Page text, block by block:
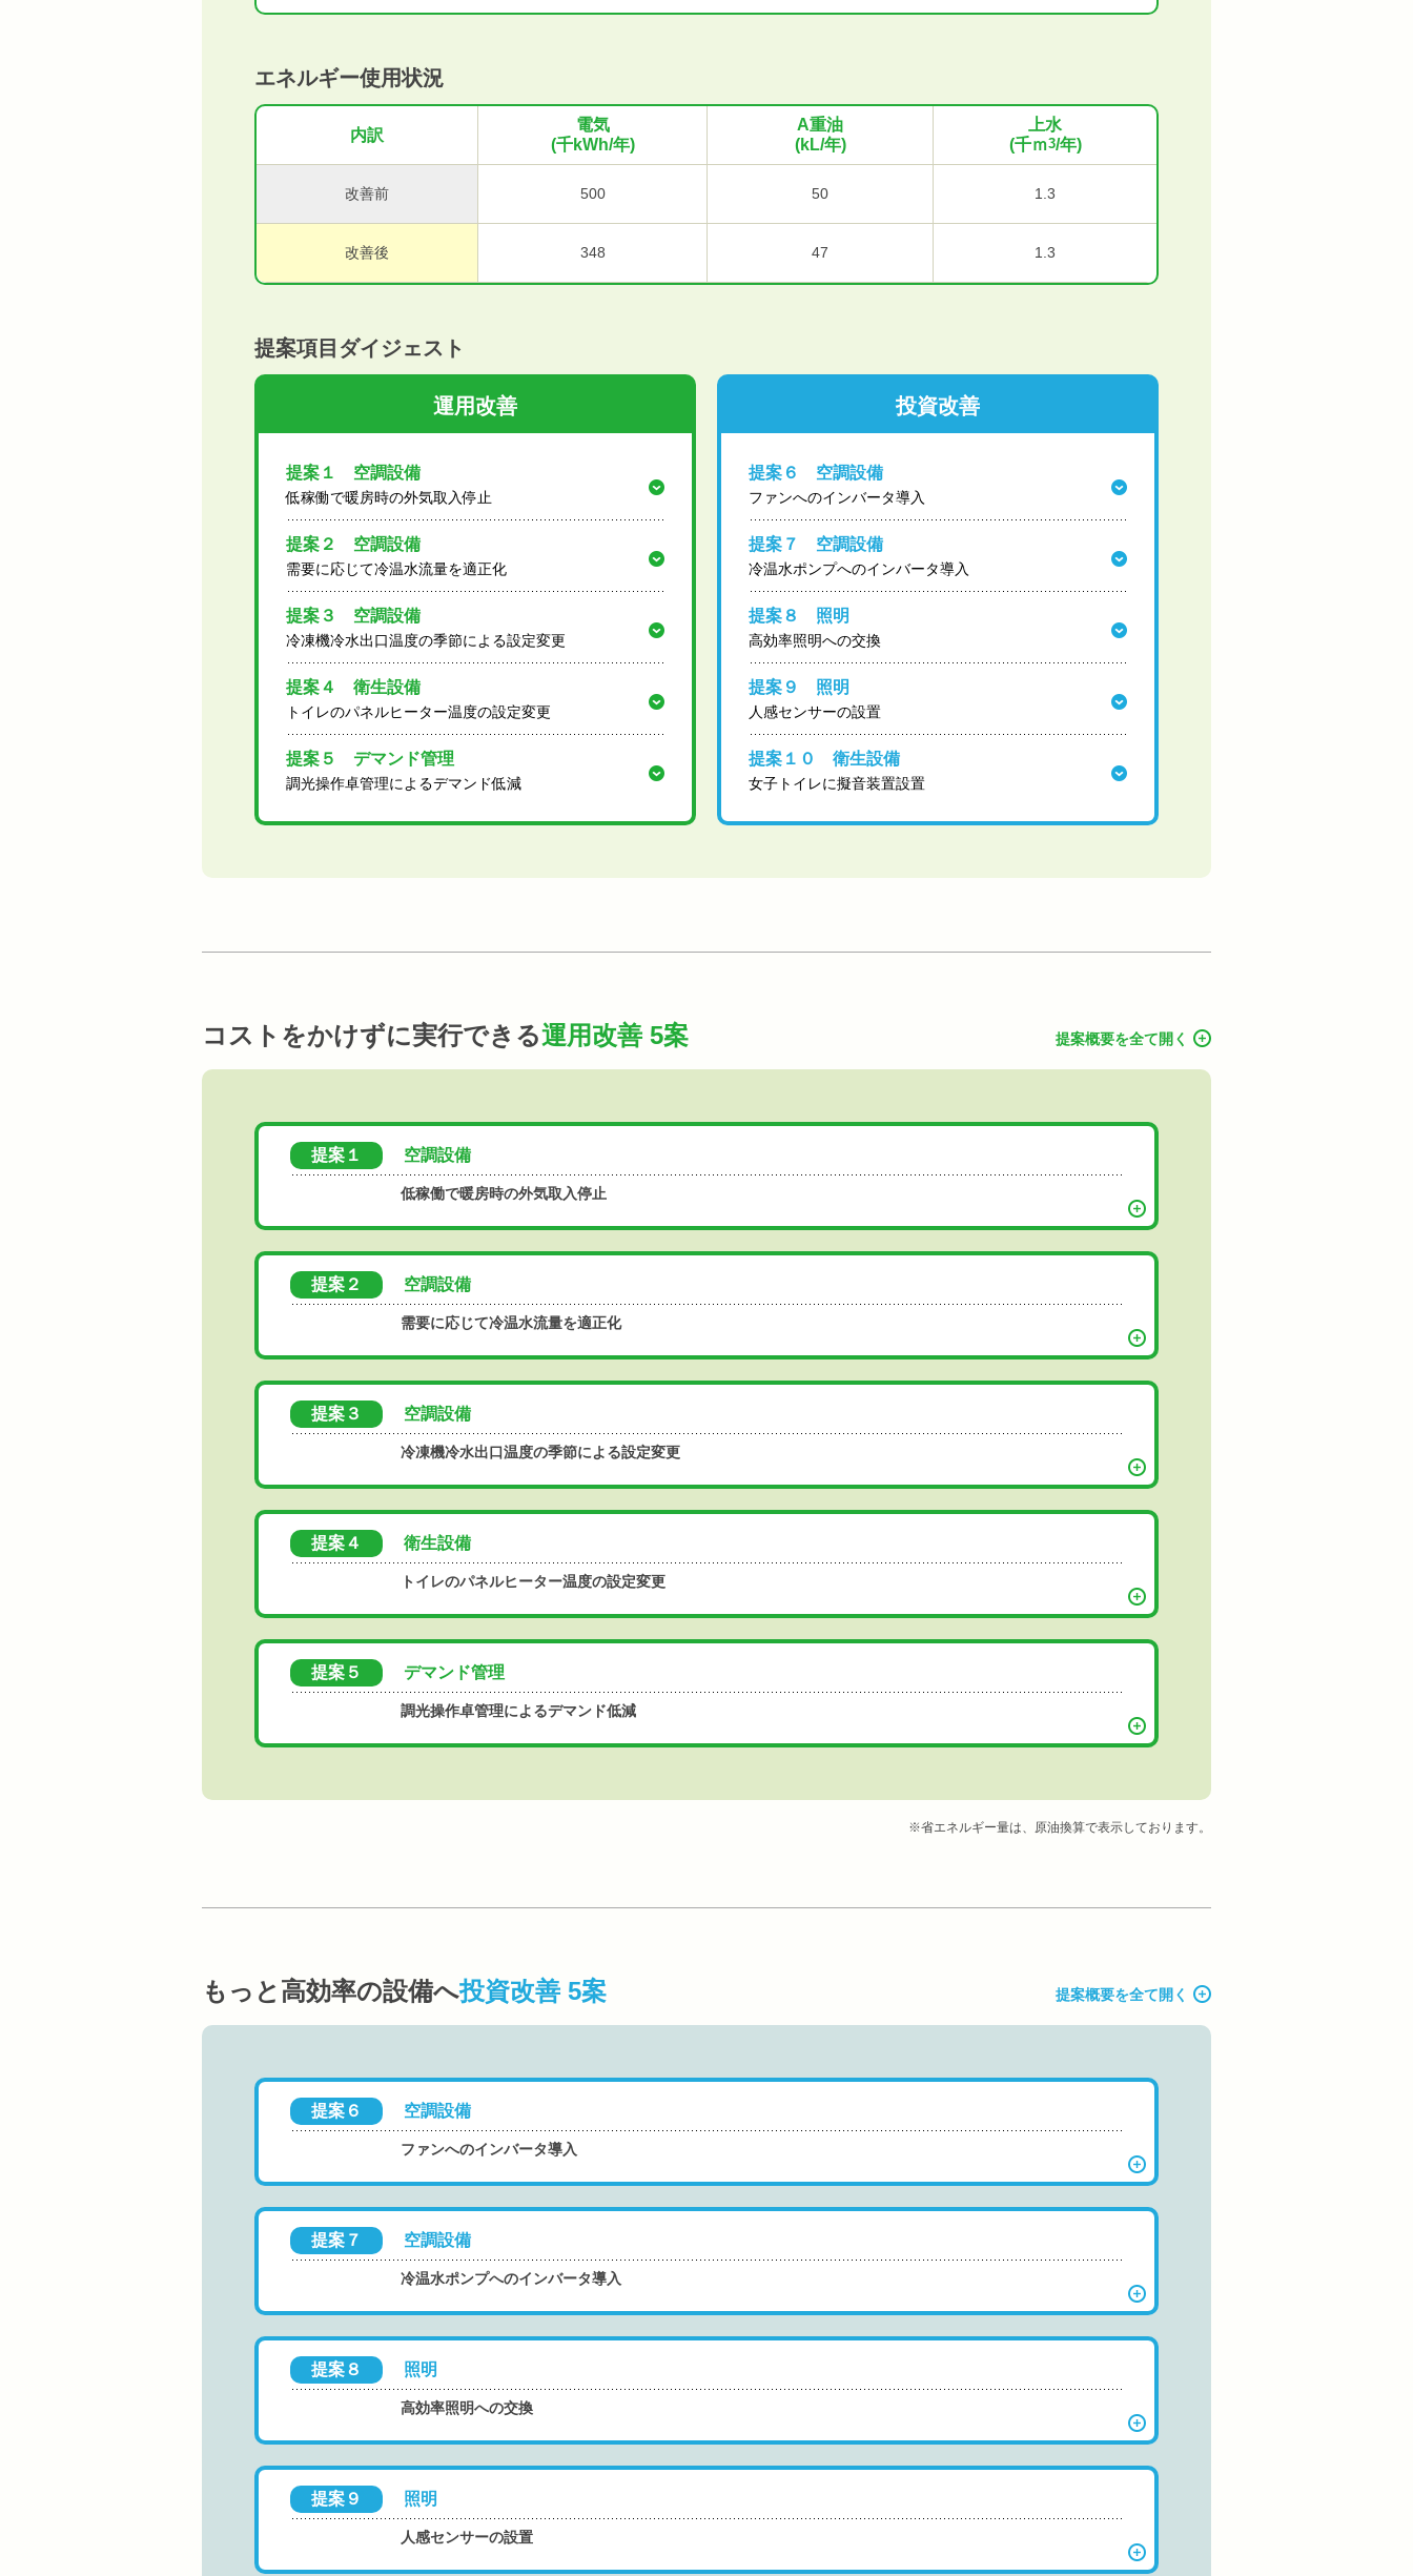
エネルギー使用状況
内訳
電気
(千kWh/年)
A重油
(kL/年)
上水
(千ｍ3/年)
改善前 500 50 1.3
改善後 348 47 1.3
提案項目ダイジェスト
運用改善
提案１ 空調設備
低稼働で暖房時の外気取入停止
提案２ 空調設備
需要に応じて冷温水流量を適正化
提案３ 空調設備
冷凍機冷水出口温度の季節による設定変更
提案４ 衛生設備
トイレのパネルヒーター温度の設定変更
提案５ デマンド管理
調光操作卓管理によるデマンド低減
投資改善
提案６ 空調設備
ファンへのインバータ導入
提案７ 空調設備
冷温水ポンプへのインバータ導入
提案８ 照明
高効率照明への交換
提案９ 照明
人感センサーの設置
提案１０ 衛生設備
女子トイレに擬音装置設置
コストをかけずに実行できる運用改善 5案 提案概要を全て開く
提案１ 空調設備
低稼働で暖房時の外気取入停止
提案２ 空調設備
需要に応じて冷温水流量を適正化
提案３ 空調設備
冷凍機冷水出口温度の季節による設定変更
提案４ 衛生設備
トイレのパネルヒーター温度の設定変更
提案５ デマンド管理
調光操作卓管理によるデマンド低減
※省エネルギー量は、原油換算で表示しております。
もっと高効率の設備へ投資改善 5案 提案概要を全て開く
提案６ 空調設備
ファンへのインバータ導入
提案７ 空調設備
冷温水ポンプへのインバータ導入
提案８ 照明
高効率照明への交換
提案９ 照明
人感センサーの設置